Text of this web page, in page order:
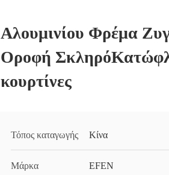
Αλουμινίου Φρέμα
Οροφή
κουρτίνες
Τόπος καταγωγής Κίνα
Μάρκα EFEN